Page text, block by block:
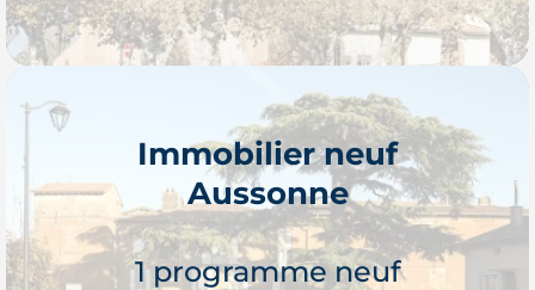
Je découvre
Immobilier neuf
Aussonne
1 programme neuf